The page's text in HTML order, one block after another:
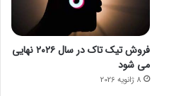
فروش تیک تاک در سال ۲۰۲۶ نهایی
می شود
8 ژانویه 2026